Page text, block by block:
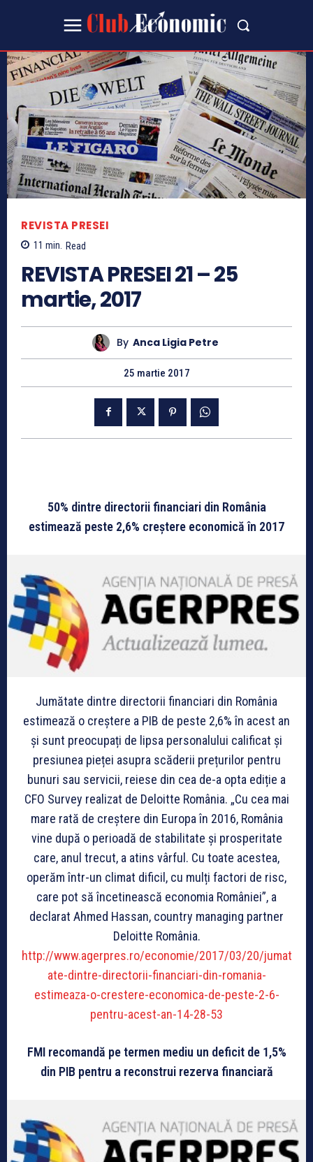
REVISTA PRESEI
11 min. Read
REVISTA PRESEI 21 – 25
martie, 2017
By Anca Ligia Petre
25 martie 2017
50% dintre directorii financiari din România
estimează peste 2,6% creştere economică în 2017
Jumătate dintre directorii financiari din România
estimează o creștere a PIB de peste 2,6% în acest an
și sunt preocupați de lipsa personalului calificat și
presiunea pieței asupra scăderii prețurilor pentru
bunuri sau servicii, reiese din cea de-a opta ediție a
CFO Survey realizat de Deloitte România. „Cu cea mai
mare rată de creștere din Europa în 2016, România
vine după o perioadă de stabilitate și prosperitate
care, anul trecut, a atins vârful. Cu toate acestea,
operăm într-un climat dificil, cu mulți factori de risc,
care pot să încetinească economia României”, a
declarat Ahmed Hassan, country managing partner
Deloitte România.
http://www.agerpres.ro/economie/2017/03/20/jumat
ate-dintre-directorii-financiari-din-romania-
estimeaza-o-crestere-economica-de-peste-2-6-
pentru-acest-an-14-28-53
FMI recomandă pe termen mediu un deficit de 1,5%
din PIB pentru a reconstrui rezerva financiară